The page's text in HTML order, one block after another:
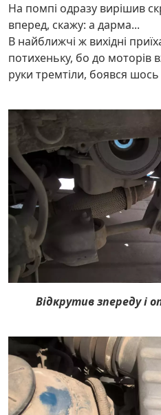
На помпі одразу вирішив
вперед, скажу: а дарма...
В найближчі ж вихідні
потихеньку, бо до моторів
руки тремтіли, боявся
Відкрутив зпереду і